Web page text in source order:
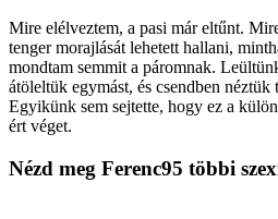
Mire elélveztem, a pasi már eltűnt.
tenger morajlását lehetett hallani,
mondtam semmit a páromnak.
átöleltük egymást, és csendben néztük
Egyikünk sem sejtette, hogy ez a
ért véget.
Nézd meg Ferenc95 többi